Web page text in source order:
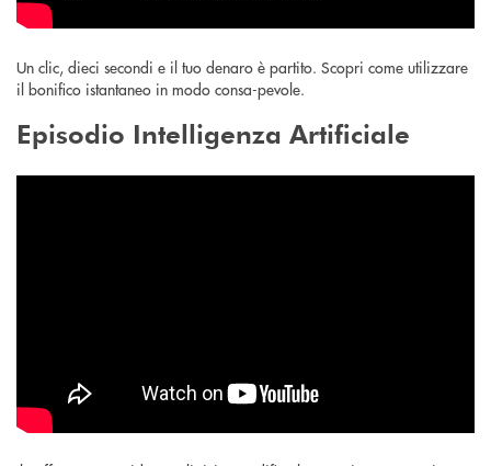
Un clic, dieci secondi e il tuo denaro è partito. Scopri come utilizzare
il bonifico istantaneo in modo consa-pevole.
Episodio Intelligenza Artificiale